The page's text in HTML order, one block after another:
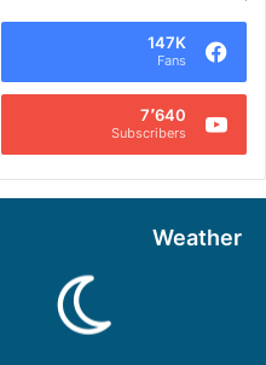
147K
Fans
7٬640
Subscribers
Weather